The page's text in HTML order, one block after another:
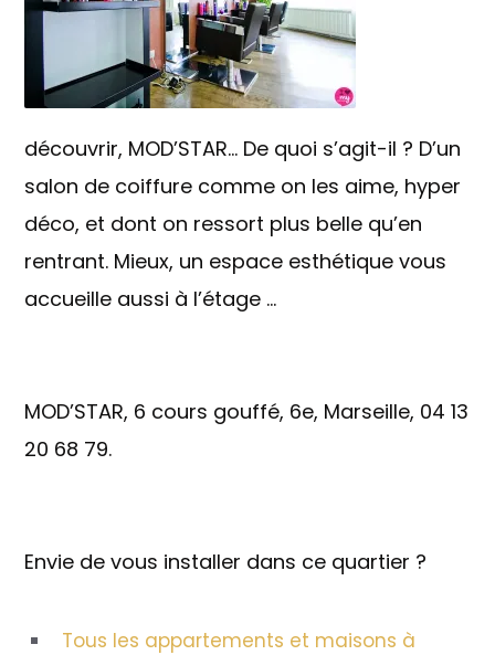
découvrir, MOD’STAR… De quoi s’agit-il ? D’un
salon de coiffure comme on les aime, hyper
déco, et dont on ressort plus belle qu’en
rentrant. Mieux, un espace esthétique vous
accueille aussi à l’étage …
MOD’STAR, 6 cours gouffé, 6e, Marseille, 04 13
20 68 79.
Envie de vous installer dans ce quartier ?
Tous les appartements et maisons à